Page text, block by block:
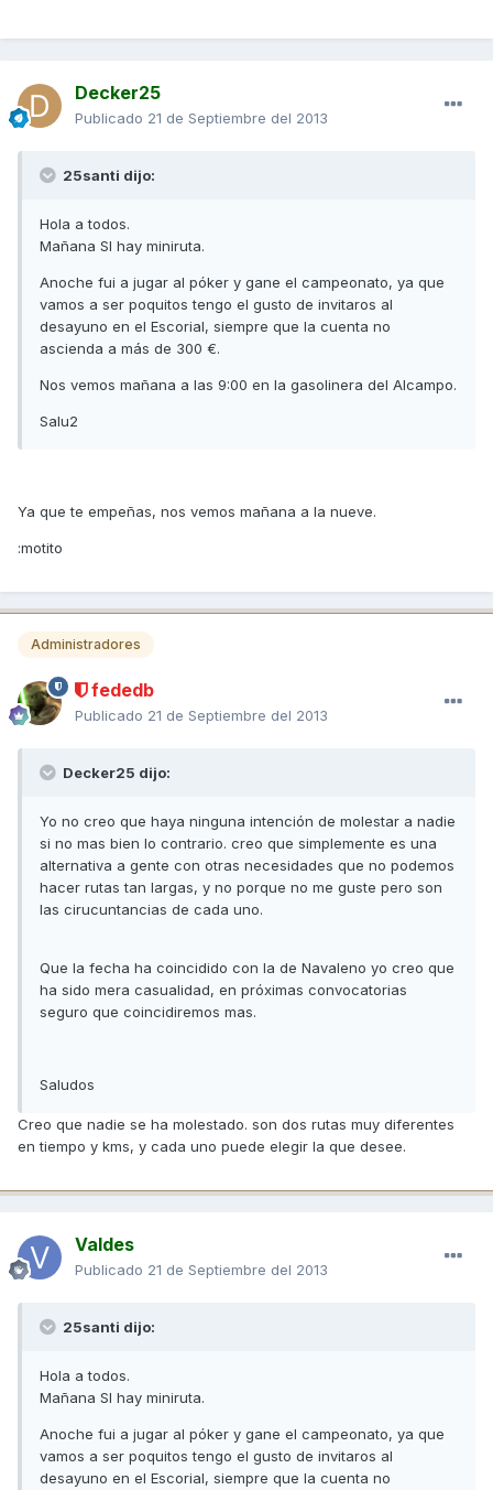
Decker25
Publicado 21 de Septiembre del 2013
25santi dijo:
Hola a todos.
Mañana SI hay miniruta.
Anoche fui a jugar al póker y gane el campeonato, ya que
vamos a ser poquitos tengo el gusto de invitaros al
desayuno en el Escorial, siempre que la cuenta no
ascienda a más de 300 €.
Nos vemos mañana a las 9:00 en la gasolinera del Alcampo.
Salu2
Ya que te empeñas, nos vemos mañana a la nueve.
:motito
Administradores
fededb
Publicado 21 de Septiembre del 2013
Decker25 dijo:
Yo no creo que haya ninguna intención de molestar a nadie
si no mas bien lo contrario. creo que simplemente es una
alternativa a gente con otras necesidades que no podemos
hacer rutas tan largas, y no porque no me guste pero son
las cirucuntancias de cada uno.
Que la fecha ha coincidido con la de Navaleno yo creo que
ha sido mera casualidad, en próximas convocatorias
seguro que coincidiremos mas.
Saludos
Creo que nadie se ha molestado. son dos rutas muy diferentes
en tiempo y kms, y cada uno puede elegir la que desee.
Valdes
Publicado 21 de Septiembre del 2013
25santi dijo:
Hola a todos.
Mañana SI hay miniruta.
Anoche fui a jugar al póker y gane el campeonato, ya que
vamos a ser poquitos tengo el gusto de invitaros al
desayuno en el Escorial, siempre que la cuenta no